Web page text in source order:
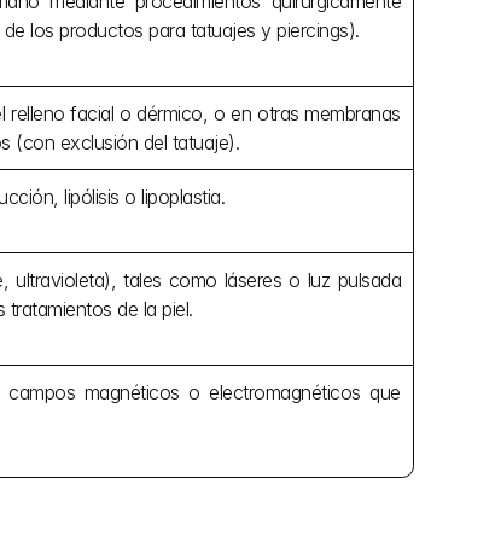
los productos para tatuajes y piercings).
facial o dérmico, o en otras membranas
(con exclusión del tatuaje).
lipólisis o lipoplastia.
ultravioleta), tales como láseres o luz pulsada
de la piel.
magnéticos o electromagnéticos que